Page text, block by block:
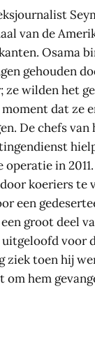
van de
Osama
gehouden
ze wilden het
dat ze
De chefs van
operatie in
koeriers te
een
groot deel
uitgeloofd voor
ziek toen hij
hem